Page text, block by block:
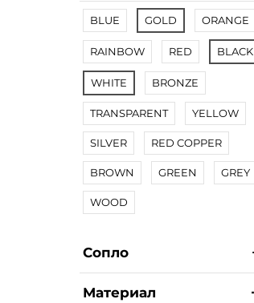
BLUE GOLD ORANGE
RAINBOW RED BLACK
WHITE BRONZE
TRANSPARENT YELLOW
SILVER RED COPPER
BROWN GREEN GREY
WOOD
Сопло
Материал